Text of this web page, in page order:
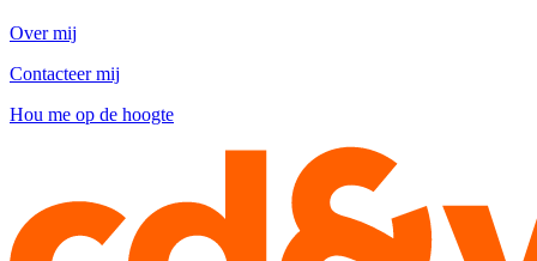
Over mij
Contacteer mij
Hou me op de hoogte